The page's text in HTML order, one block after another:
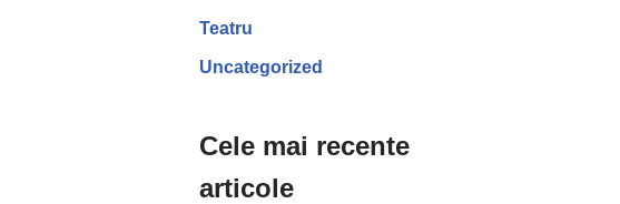
Teatru
Uncategorized
Cele mai recente
articole